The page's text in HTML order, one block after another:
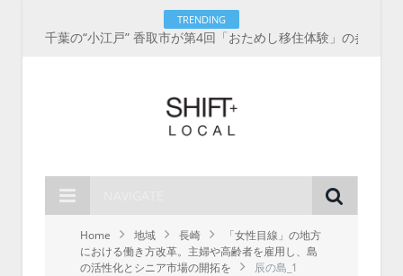
TRENDING
Home 地域 長崎
「女性目線」の地方
における働き方改革。主婦や高齢者を雇用し、島
の活性化とシニア市場の開拓を
辰の島_1